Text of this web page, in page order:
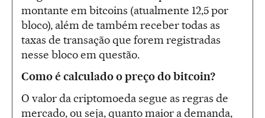
montante em bitcoins (atualmente 12,5 por
bloco), além de também receber todas as
taxas de transação que forem registradas
nesse bloco em questão.
Como é calculado o preço do bitcoin?
O valor da criptomoeda segue as regras de
mercado, ou seja, quanto maior a demanda,